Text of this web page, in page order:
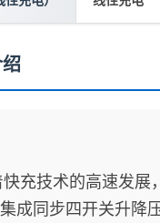
技术的高速发展，
成同步四开关升降